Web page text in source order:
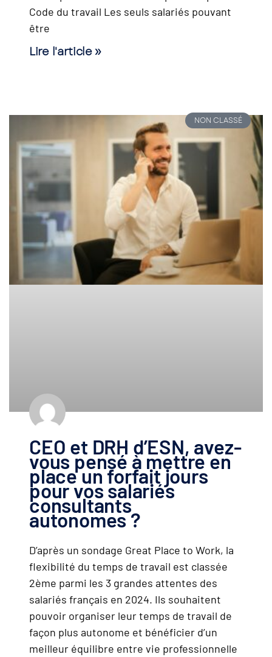
Code du travail Les seuls salariés pouvant
être
Lire l'article »
NON CLASSÉ
CEO et DRH d’ESN, avez-
vous pensé à mettre en
place un forfait jours
pour vos salariés
consultants
autonomes ?
D’après un sondage Great Place to Work, la
flexibilité du temps de travail est classée
2ème parmi les 3 grandes attentes des
salariés français en 2024. Ils souhaitent
pouvoir organiser leur temps de travail de
façon plus autonome et bénéficier d’un
meilleur équilibre entre vie professionnelle